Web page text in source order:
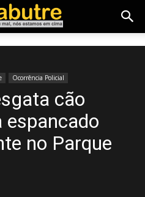
Ocorrência Policial
cão
espancado
no Parque